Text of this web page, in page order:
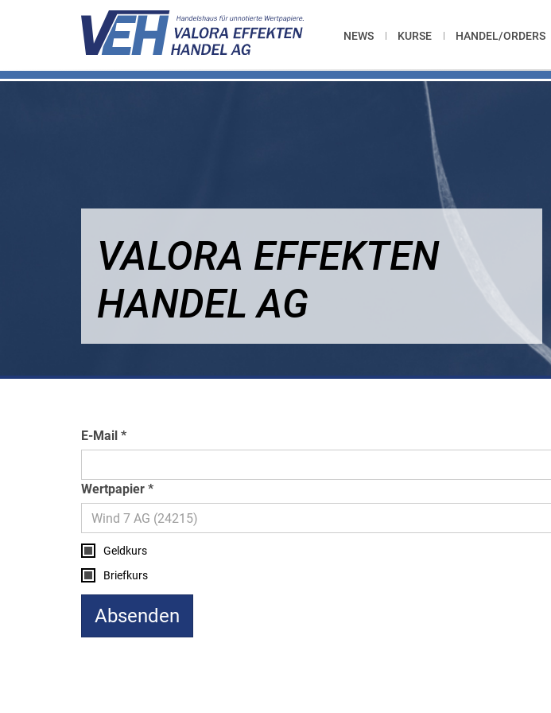
NEWS KURSE HANDEL/ORDERS
VALORA EFFEKTEN
HANDEL AG
E-Mail
Wertpapier
Geldkurs
Briefkurs